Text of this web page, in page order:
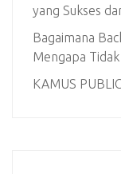
yang Sukses
Bagaimana
Mengapa
KAMUS